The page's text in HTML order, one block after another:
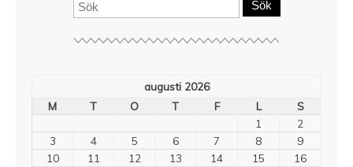
Sök
augusti 2026
M
T O T F L
S
1
2
3
4 5 6 7 8
9
10
11 12 13 14 15
16